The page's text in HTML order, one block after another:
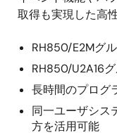
取得も実現した高
RH850/E2Mグ
RH850/U2A16
長時間のプログ
同一ユーザシス
方を活用可能